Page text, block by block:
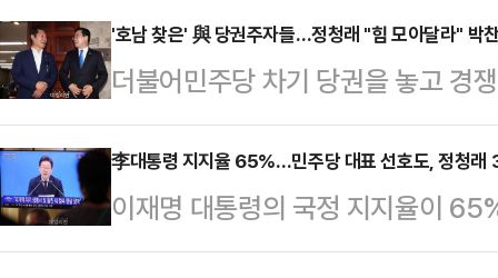
성공의 첫 단추가 될 것"이라고 강
정 의원은 "국민의힘이 호락호락,
수밖에 …
탈전이 한껏 달아오르고 있다. 이번
대의원 15%·권리당원 55%·일반
포진해 있는 호남을 집중 공략하는
이'에 돌입한 박찬대 의원은 8일 전
갖는다.7일엔 광주 지역 당원 간담
의 스킨…
'호남 찾은' 與 당권주자들…정청래 "힘 모아달라" 박
더불어민주당 차기 당권을 놓고 경
이 민주당 텃밭인 호남을 찾아 지지
김대중컨벤션센터에서 열린 '국민
개혁 입법, 이재명 정부 성공을 위
달라"라고 말했다.국회 탄핵소추위
李대통령 지지율 65%…민주당 대표 선호도, 정청
이재명 대통령의 국정 지지율이
다.한국갤럽이 지난 1∼3일 이동통